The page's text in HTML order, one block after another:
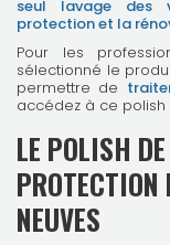
seul lavage des
protection et la
Pour les
sélectionné le
permettre de
accédez à ce polish
LE POLISH
PROTECTION
NEUVES